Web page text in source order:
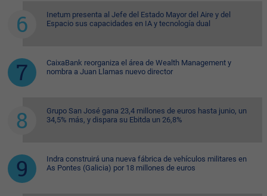
Inetum presenta al Jefe del Estado Mayor del Aire y del
Espacio sus capacidades en IA y tecnología dual
CaixaBank reorganiza el área de Wealth Management y
nombra a Juan Llamas nuevo director
Grupo San José gana 23,4 millones de euros hasta junio, un
34,5% más, y dispara su Ebitda un 26,8%
Indra construirá una nueva fábrica de vehículos militares en
As Pontes (Galicia) por 18 millones de euros